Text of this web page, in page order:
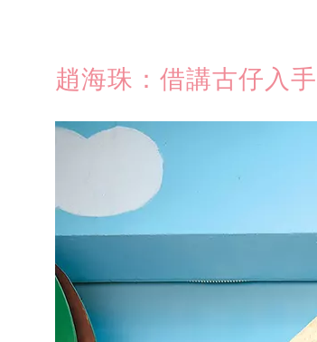
趙海珠：借講古仔入手